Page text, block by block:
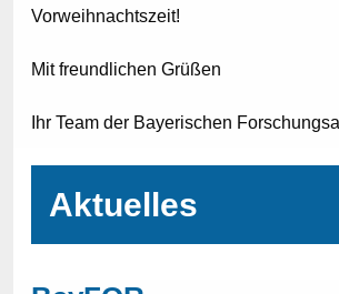
Vorweihnachtszeit!
Mit freundlichen Grüßen
Ihr Team der Bayerischen
Aktuelles